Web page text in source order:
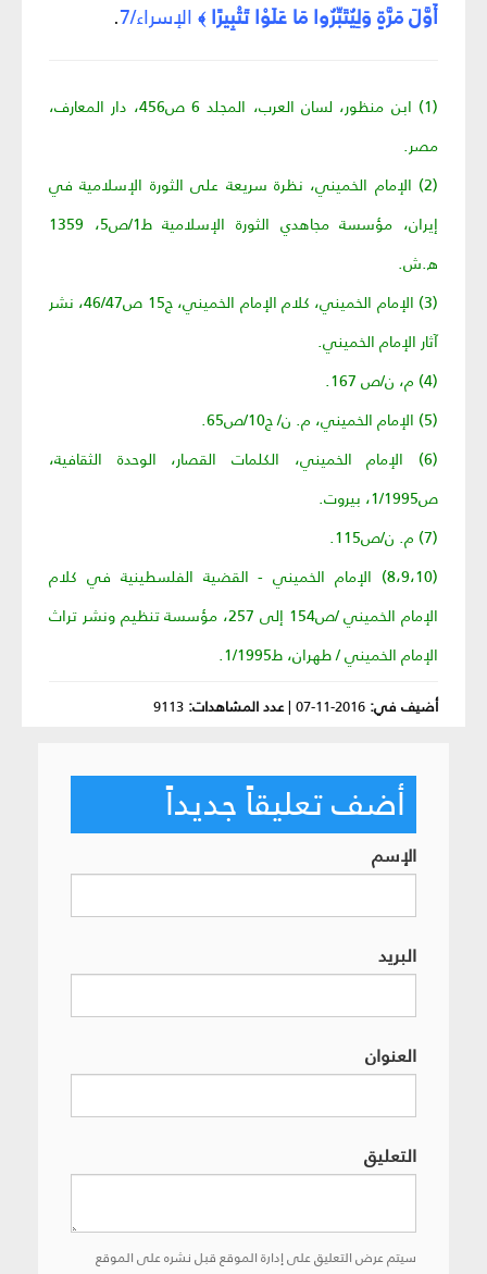
أَوَّلَ مَرَّةٍ وَلِيُتَبِّرُوا مَا عَلَوْا تَتْبِيرًا﴾ الإسراء/7 .
(1) ابن منظور، لسان العرب، المجلد 6 ص‏456، دار المعارف،
مصر.
(2) الإمام الخميني، نظرة سريعة على الثورة الإسلامية في
إيران، مؤسسة مجاهدي الثورة الإسلامية ط1/ص‏5، 1359
ه.ش.
(3) الإمام الخميني، كلام الإمام الخميني، ج‏15 ص‏46/47، نشر
آثار الإمام الخميني.
(4) م، ن/ص 167.
(5) الإمام الخميني، م. ن/ ج‏10/ص‏65.
(6) الإمام الخميني، الكلمات القصار، الوحدة الثقافية،
ص‏1/1995، بيروت.
(7) م. ن/ص‏115.
(8،9،10) الإمام الخميني - القضية الفلسطينية في كلام
الإمام الخميني /ص‏154 إلى 257، مؤسسة تنظيم ونشر تراث
الإمام الخميني / طهران، ط1/1995.
أضيف في: 2016-11-07
|عدد المشاهدات: 9113
أضف تعليقاً جديداً
الإسم
البريد
العنوان
التعليق
سيتم عرض التعليق على إدارة الموقع قبل نشره على الموقع